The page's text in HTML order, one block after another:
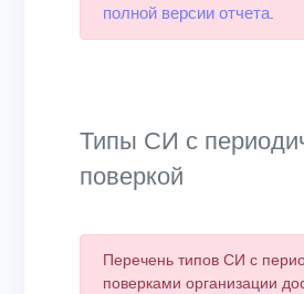
полной версии отчета.
Типы СИ с
поверкой
Перечень типов СИ с
поверками организации